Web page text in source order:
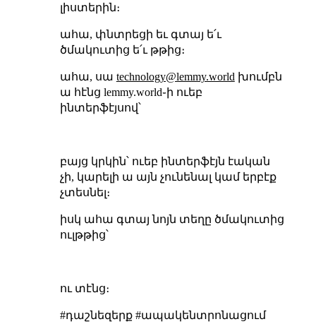
լիստերին։
ահա, փնտրեցի եւ գտայ ե՛ւ
ծմակուտից ե՛ւ թթից։
ահա, սա technology@lemmy.world խումբն
ա հէնց lemmy.world֊ի ուեբ
ինտերֆէյսով՝
բայց կրկին՝ ուեբ ինտերֆէյն էական
չի, կարելի ա այն չունենալ կամ երբէք
չտեսնել։
իսկ ահա գտայ նոյն տեղը ծմակուտից
ուլթթից՝
ու տէնց։
#դաշնեզերք #ապակենտրոնացում